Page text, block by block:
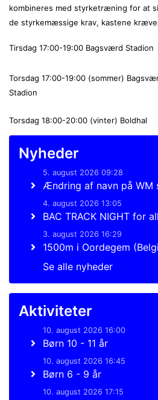
kombineres med styrketræning for at
de styrkemæssige krav, kastene
Tirsdag 17:00-19:00 Bagsværd Stadion
Torsdag 17:00-19:00 (sommer)
Stadion
Torsdag 18:00-20:00 (vinter) Boldhal
Nyheder
5. august 2026 09:28
Ændring af navn på WM
4. august 2026 13:05
BAC TRACK NIGHT for
3. august 2026 16:29
1500m i Oordegem
Se alle nyheder
Aktiviteter
10. august 2026 16:00
Børn 10 - 11 år
10. august 2026 16:45
Børn 6 - 9 år
10. august 2026 17:15